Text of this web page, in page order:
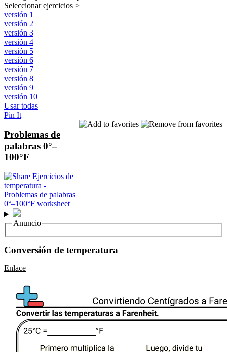
Seleccionar ejercicios >
versión 1
versión 2
versión 3
versión 4
versión 5
versión 6
versión 7
versión 8
versión 9
versión 10
Usar todas
Pin It
Problemas de
palabras 0°–
100°F
Anuncio
Conversión de temperatura
Enlace